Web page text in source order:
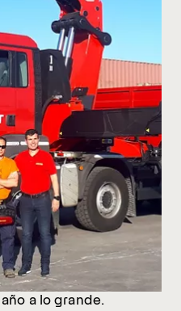
a lo grande.